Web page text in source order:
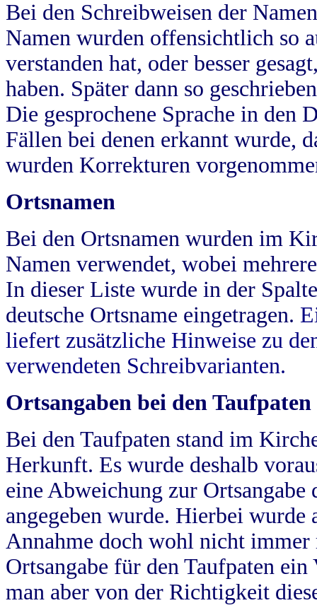
Bei den Schreibweisen der
Namen wurden offensichtlich so
verstanden hat, oder besser
haben. Später dann so
Die gesprochene Sprache in
Fällen bei denen erkannt wurde,
wurden Korrekturen
Ortsnamen
Bei den Ortsnamen wurden im
Namen verwendet, wobei
In dieser Liste wurde in der
deutsche Ortsname eingetragen.
liefert zusätzliche Hinweise zu
verwendeten Schreibvarianten.
Ortsangaben bei den Taufpaten
Bei den Taufpaten stand im
Herkunft. Es wurde deshalb
eine Abweichung zur
angegeben wurde. Hierbei wurde
Annahme doch wohl nicht
Ortsangabe für den Taufpaten
man aber von der Richtigkeit